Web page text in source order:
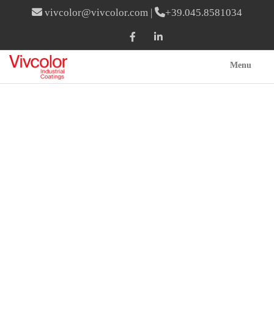
vivcolor@vivcolor.com | +39.045.8581034
Menu